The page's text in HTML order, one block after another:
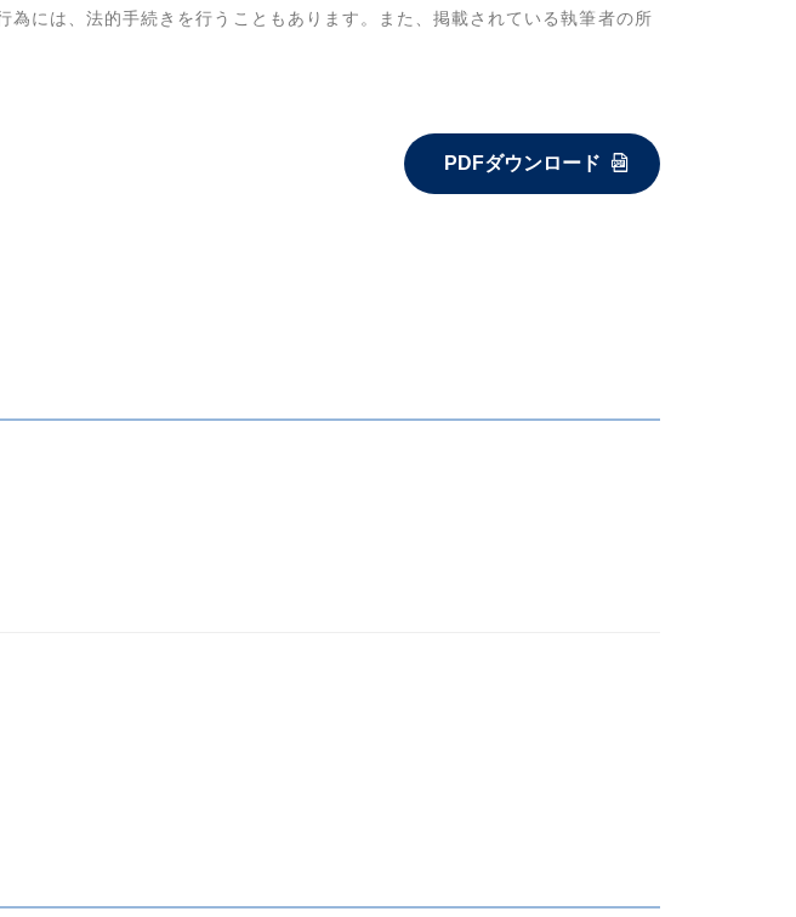
には、法的手続きを行うこともあります。また、掲載されている執筆者の所
PDFダウンロード